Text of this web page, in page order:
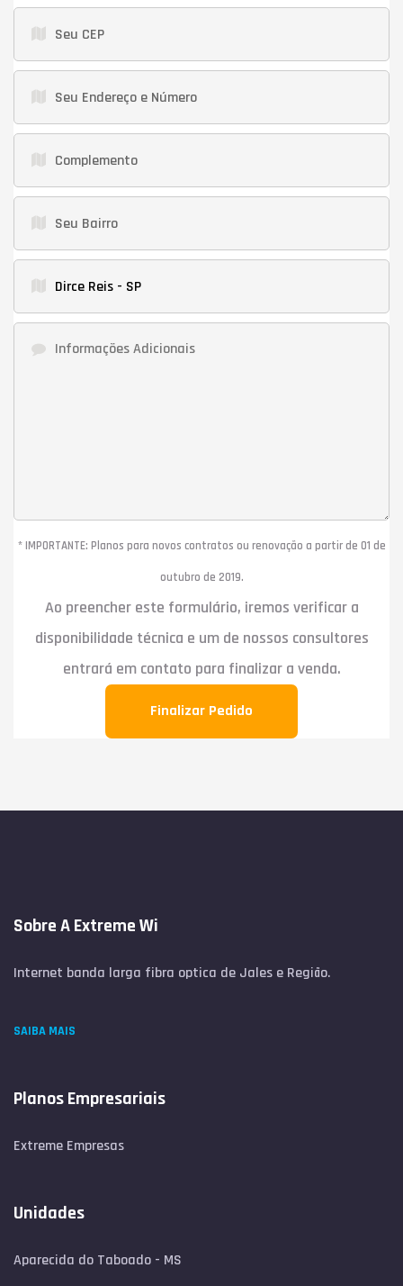
* IMPORTANTE: Planos para novos contratos ou renovação a partir de 01 de
outubro de 2019.
Ao preencher este formulário, iremos verificar a
disponibilidade técnica e um de nossos consultores
entrará em contato para finalizar a venda.
Finalizar Pedido
Sobre A Extreme Wi
Internet banda larga fibra optica de Jales e Região.
SAIBA MAIS
Planos Empresariais
Extreme Empresas
Unidades
Aparecida do Taboado - MS